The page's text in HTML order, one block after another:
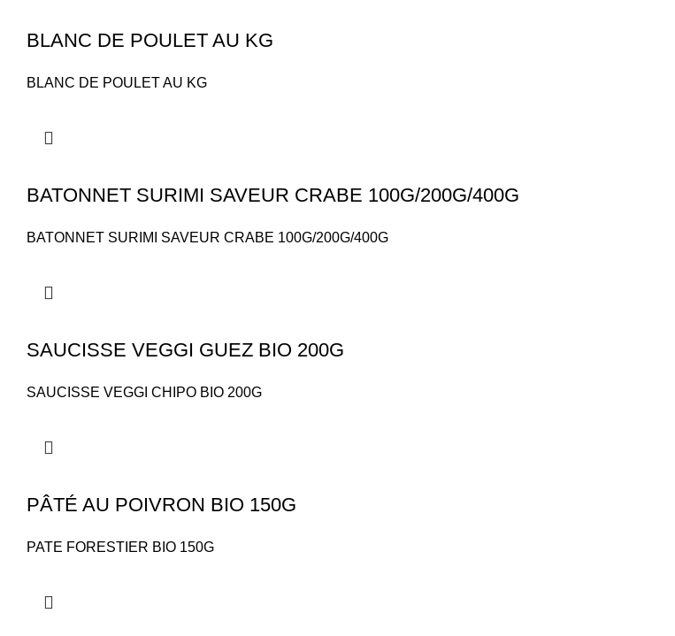
BLANC DE POULET AU KG
BLANC DE POULET AU KG
BATONNET SURIMI SAVEUR CRABE 100G/200G/400G
BATONNET SURIMI SAVEUR CRABE 100G/200G/400G
SAUCISSE VEGGI GUEZ BIO 200G
SAUCISSE VEGGI CHIPO BIO 200G
PÂTÉ AU POIVRON BIO 150G
PATE FORESTIER BIO 150G